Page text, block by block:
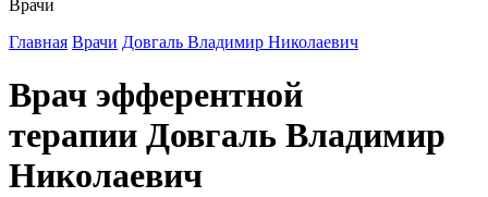
Врачи
Главная Врачи Довгаль Владимир Николаевич
Врач эфферентной
терапии Довгаль Владимир
Николаевич